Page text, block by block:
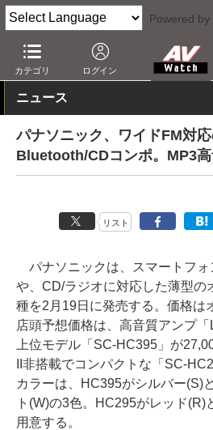
Powered by
カテゴリ ログイン
AV Watch 製品 ミニコンポ
ニュース
パナソニック、ワイドFM対
Bluetooth/CDコンポ。MP3高
リスト
パナソニックは、スマートフォ
や、CD/ラジオに対応した薄型の
種を2月19日に発売する。価格は
店頭予想価格は、高音質アンプ
上位モデル「SC-HC395」が
II非搭載でコンパクトな「SC-
カラーは、HC395がシルバー(S)
ト(W)の3色。HC295がレッド(R)
用意する。